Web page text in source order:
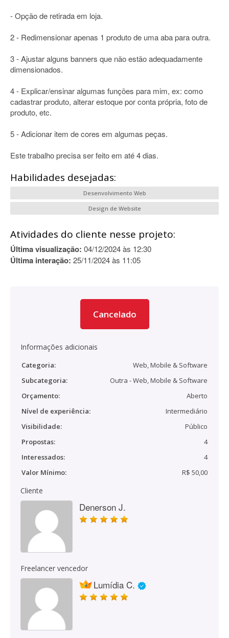
- Opção de retirada em loja.
2 - Redimensionar apenas 1 produto de uma aba para outra.
3 - Ajustar alguns banners que não estão adequadamente
dimensionados.
4 - Explicar/ensinar algumas funções para mim, ex: como
cadastrar produto, alterar estoque por conta própria, foto de
produto, etc.
5 - Adicionar item de cores em algumas peças.
Este trabalho precisa ser feito em até 4 dias.
Habilidades desejadas:
Desenvolvimento Web
Design de Website
Atividades do cliente nesse projeto:
Última visualização: 04/12/2024 às 12:30
Última interação: 25/11/2024 às 11:05
Cancelado
Informações adicionais
Categoria:
Web, Mobile & Software
Subcategoria:
Outra - Web, Mobile & Software
Orçamento:
Aberto
Nível de experiência:
Intermediário
Visibilidade:
Público
Propostas:
4
Interessados:
4
Valor Mínimo:
R$ 50,00
Cliente
Denerson J.
Freelancer vencedor
Lumídia C.